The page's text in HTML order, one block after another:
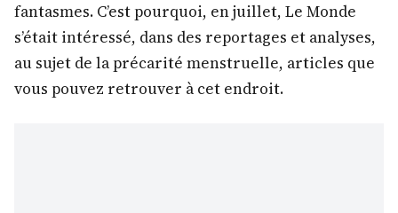
fantasmes. C’est pourquoi, en juillet, Le Monde
s’était intéressé, dans des reportages et analyses,
au sujet de la précarité menstruelle, articles que
vous pouvez retrouver à cet endroit.